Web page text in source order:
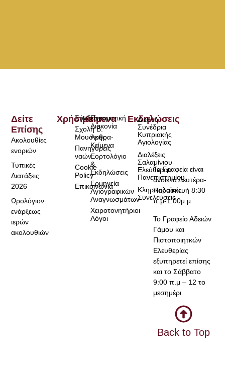
Τα Γραφεία είναι
ανοικτά Δευτέρα-
Παρασκευή 8:30
π.μ-1:00μ.μ
Το Γραφείο Αδειών
Γάμου και
Πιστοποιητκών
Ελευθερίας
εξυπηρετεί επίσης
και το Σάββατο
9:00 π.μ – 12 το
μεσημέρι
Back to Top
Χρήσιμα
Σύνδεσμοι
Σχολή Β.
Μουσικής
Πανηγύρεις
ναών
Cookie
Policy
Επικοινωνία
Κείμενα
Πνευματική
Διακονία
Άρθρα-
Κείμενα
Εορτολόγιο
&
Εκδηλώσεις
Ερμηνεία
Αγιογραφικών
Αναγνωσμάτων
Χειροτονητήριοι
Λόγοι
Δείτε
Επίσης
Ακολουθίες
ενοριών
Τυπικές
Διατάξεις
2026
Ωρολόγιον
ενάρξεως
ιερών
ακολουθιών
Εκδηλώσεις
Διεθνή
Συνέδρια
Κυπριακής
Αγιολογίας
Διαλέξεις
Σαλαμίνιου
Ελεύθερου
Πανεπιστημίου
Κληρικολαϊκές
Συνελεύσεις